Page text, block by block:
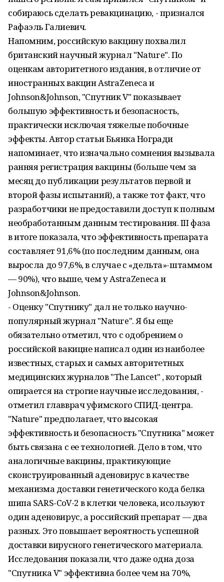
собираюсь сделать ревакцинацию, - признался
Рафаэль Галиевич.
Напомним, российскую вакцину похвалил
британский научный журнал "Nature". По
оценкам авторитетного издания, в отличие от
иностранных вакцин AstraZeneca и
Johnson&Johnson, "Спутник V" показывает
большую эффективность и безопасность,
практически исключая тяжелые побочные
эффекты. Автор статьи Бьянка Ногради
напоминает, что изначально сомнения вызывала
ранняя регистрация вакцины (больше чем за
месяц до публикации результатов первой и
второй фазы испытаний), а также тот факт, что
разработчики не предоставили доступ к полным
необработанным данным тестирования. III фаза
в итоге показала, что эффективность препарата
составляет 91,6% (по последним данным, она
выросла до 97,6%, в случае с «дельта»-штаммом
— 90%), что выше, чем у AstraZeneca и
Johnson&Johnson.
- Оценку "Спутнику" дал не только научно-
популярный журнал "Nature". Я бы еще
обязательно отметил, что с одобрением о
российской вакицне написал один из наиболее
известных, старых и самых авторитетных
медицинских журналов "The Lancet" , который
опирается на строгие научные исследования, -
отметил главврач уфимского СПИД-центра.
"Nature" предполагает, что высокая
эффективность и безопасность "Спутника" может
быть связана с ее технологией. Дело в том, что
аналогичные вакцины, практикующие
сконструированный аденовирус в качестве
механизма доставки генетического кода белка
шипа SARS-CoV-2 в клетки человека, исользуют
один аденовирус, а российский препарат — два
разных. Это повышает вероятность успешной
доставки вирусного генетического материала.
Исследования показали, что даже одна доза
"Спутника V" эффективна более чем на 70%,